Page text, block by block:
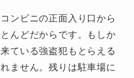
ンビニの正面入り口から
んどだからです。もしか
ている強盗犯もとらえる
ません。残りは駐車場に